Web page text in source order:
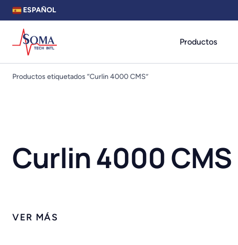
ESPAÑOL
Productos
Productos etiquetados “Curlin 4000 CMS”
Curlin 4000 CMS